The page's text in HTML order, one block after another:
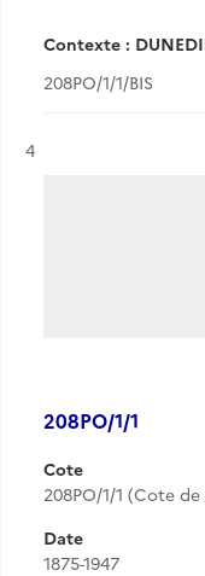
Contexte :
208PO/1/1/BIS
Résultat n°
4
208PO/1/1
Cote
208PO/1/1 (Cote
Date
1875-1947